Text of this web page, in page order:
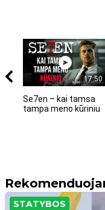
17:50
Se7en – kai tamsa
tampa meno kūriniu
STATYBOS